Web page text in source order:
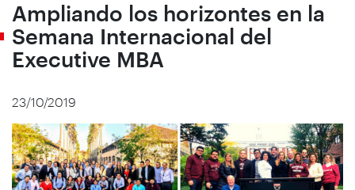
Ampliando los horizontes en la
Semana Internacional del
Executive MBA
23/10/2019